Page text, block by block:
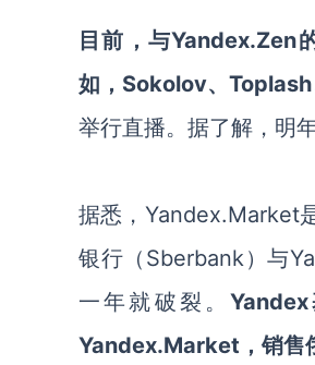
目前，与Yandex.Zen
如，Sokolov、Toplash
举行直播。据了解，明
据悉，Yandex.Market
银行（Sberbank）与
一年就破裂。
Yandex.Market，销售